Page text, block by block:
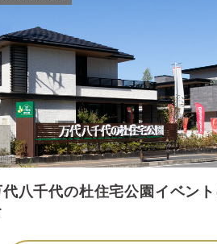
代八千代の杜住宅公園イベン